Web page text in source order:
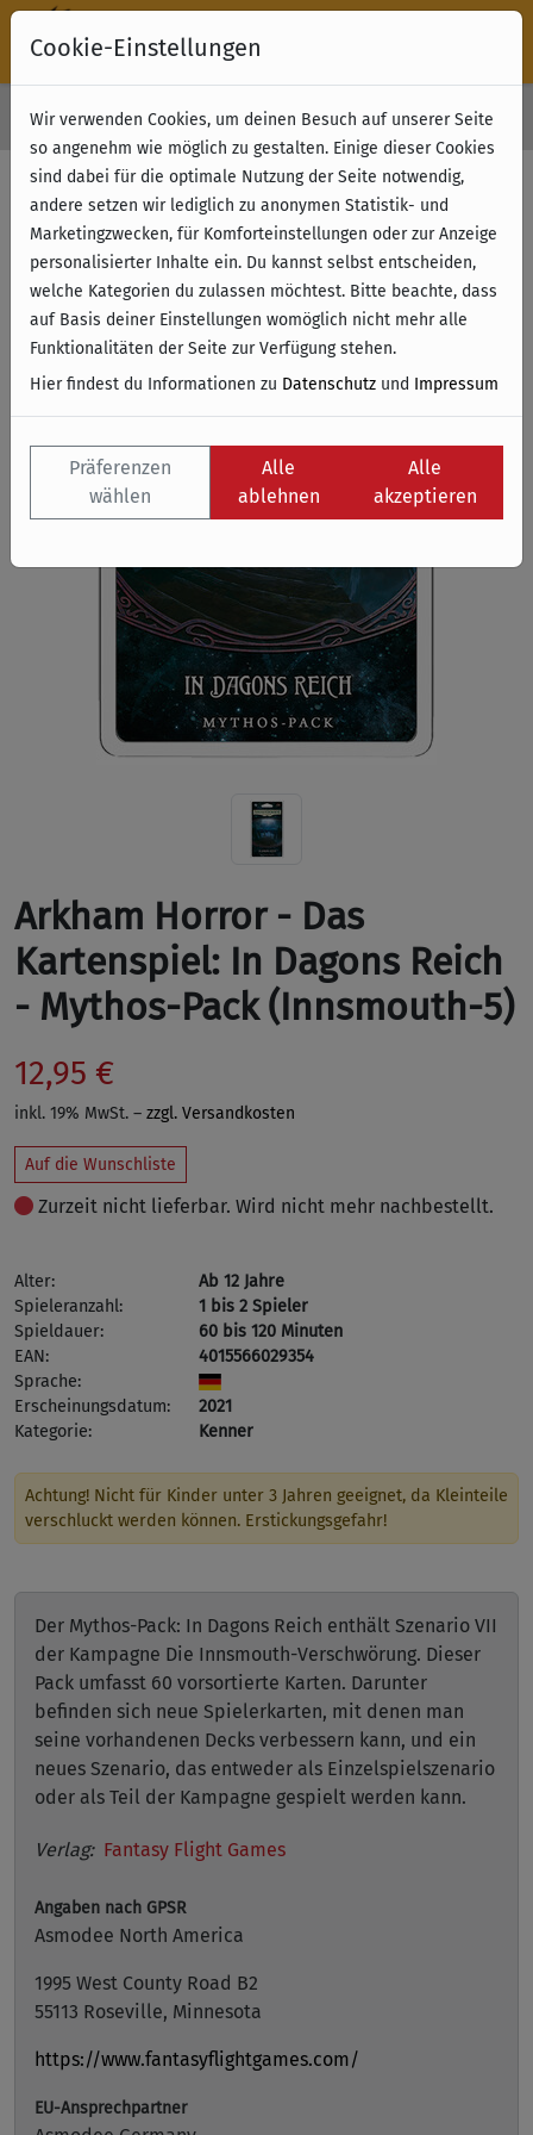
Kostenloser Versand & Retoure ab 49 € (innerhalb Deutschlands)
Arkham Horror - Das
Kartenspiel: In Dagons Reich
- Mythos-Pack (Innsmouth-5)
12,95 €
inkl. 19% MwSt. – zzgl. Versandkosten
Auf die Wunschliste
Zurzeit nicht lieferbar. Wird nicht mehr nachbestellt.
Alter:
Ab 12 Jahre
Spieleranzahl:
1 bis 2 Spieler
Spieldauer:
60 bis 120 Minuten
EAN:
4015566029354
Sprache:
Erscheinungsdatum:
2021
Kategorie:
Kenner
Achtung! Nicht für Kinder unter 3 Jahren geeignet, da Kleinteile
verschluckt werden können. Erstickungsgefahr!
Der Mythos-Pack: In Dagons Reich enthält Szenario VII
der Kampagne Die Innsmouth-Verschwörung. Dieser
Pack umfasst 60 vorsortierte Karten. Darunter
befinden sich neue Spielerkarten, mit denen man
seine vorhandenen Decks verbessern kann, und ein
neues Szenario, das entweder als Einzelspielszenario
oder als Teil der Kampagne gespielt werden kann.
Verlag: Fantasy Flight Games
Angaben nach GPSR
Asmodee North America
1995 West County Road B2
55113 Roseville, Minnesota
https://www.fantasyflightgames.com/
EU-Ansprechpartner
Cookie-Einstellungen
Wir verwenden Cookies, um deinen Besuch auf unserer Seite
so angenehm wie möglich zu gestalten. Einige dieser Cookies
sind dabei für die optimale Nutzung der Seite notwendig,
andere setzen wir lediglich zu anonymen Statistik- und
Marketingzwecken, für Komforteinstellungen oder zur Anzeige
personalisierter Inhalte ein. Du kannst selbst entscheiden,
welche Kategorien du zulassen möchtest. Bitte beachte, dass
auf Basis deiner Einstellungen womöglich nicht mehr alle
Funktionalitäten der Seite zur Verfügung stehen.
Hier findest du Informationen zu Datenschutz und Impressum
Präferenzen
wählen
Alle
ablehnen
Alle
akzeptieren